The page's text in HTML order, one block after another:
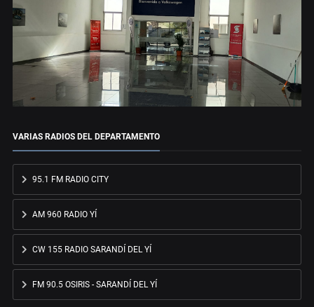
VARIAS RADIOS DEL DEPARTAMENTO
95.1 FM RADIO CITY
AM 960 RADIO YÍ
CW 155 RADIO SARANDÍ DEL YÍ
FM 90.5 OSIRIS - SARANDÍ DEL YÍ